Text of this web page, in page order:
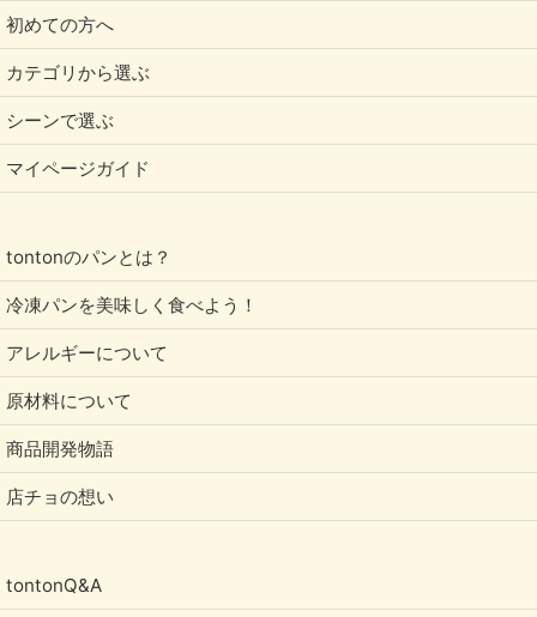
初めての方へ
カテゴリから選ぶ
シーンで選ぶ
マイページガイド
tontonのパンとは？
冷凍パンを美味しく食べよう！
アレルギーについて
原材料について
商品開発物語
店チョの想い
tontonQ&A